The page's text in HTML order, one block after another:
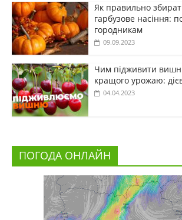
Як правильно
гарбузове насіння:
городникам
09.09.2023
Чим підживити
кращого урожаю:
04.04.2023
ПОГОДА ОНЛАЙН